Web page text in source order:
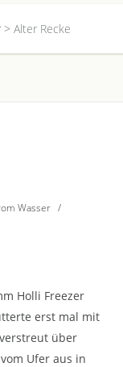
> Alter Recke
Wasser /
Holli Freezer
erst mal mit
über
Ufer aus in